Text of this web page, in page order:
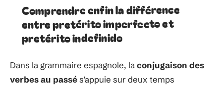
Comprendre enfin la différence
entre pretérito imperfecto et
pretérito indefinido
Dans la grammaire espagnole, laconjugaison des
verbes au passés’appuie sur deux temps